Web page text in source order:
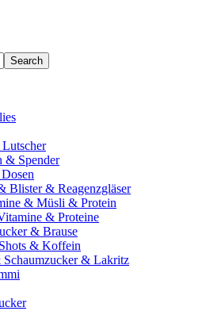
Search
& Spender
Blister & Reagenzgläser
& Müsli & Protein
& Proteine
& Brause
& Koffein
& Lakritz